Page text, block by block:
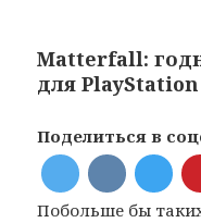
Matterfall:
для
Поделиться в
Побольше бы